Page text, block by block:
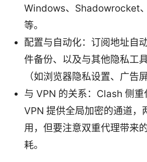
Windows、Shadowrocket
等。
配置与自动化：订阅地址自
件备份、以及与其他隐私工
（如浏览器隐私设置、广告
与 VPN 的关系：Clash 侧
VPN 提供全局加密的通道，
用，但要注意双重代理带来
耗。